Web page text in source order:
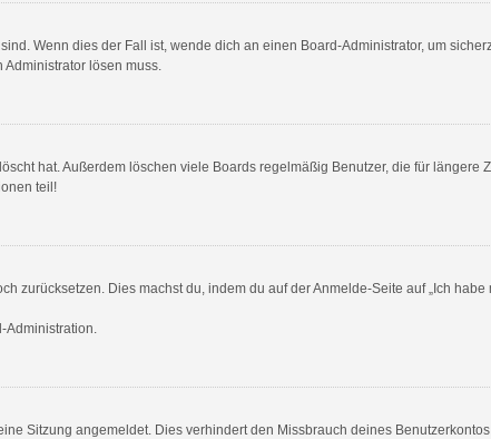
Wenn dies der Fall ist, wende dich an einen Board-Administrator, um
lösen muss.
hat. Außerdem löschen viele Boards regelmäßig Benutzer, die für längere
teil!
Dies machst du, indem du auf der Anmelde-Seite auf „Ich habe
Administration.
Sitzung angemeldet. Dies verhindert den Missbrauch deines